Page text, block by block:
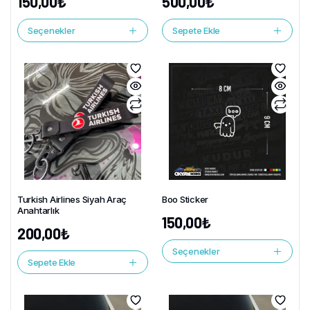
Seçenekler Sepete Ekle
Turkish Airlines Siyah Araç
Anahtarlık
200,00₺
Sepete Ekle
Boo Sticker
150,00₺
Seçenekler